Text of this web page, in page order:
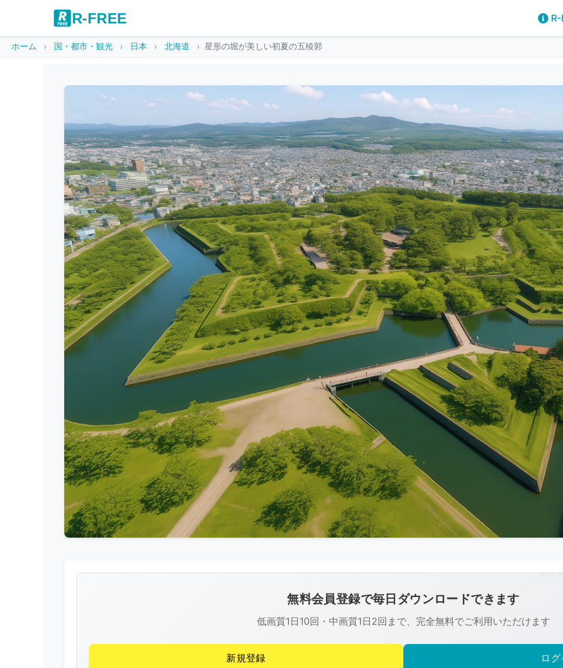
R-FREE
ホーム 国・都市・観光 日本 北海道 星形の堀が美しい初夏の五稜郭
像
R-
FREE
無料会員登録で毎日ダウンロードできます
低画質1日10回・中画質1日2回まで、完全無料でご利用いただけます
新規登録 ログ